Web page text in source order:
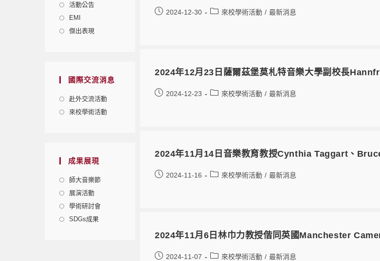
活動公告
EMI
傑出表現
國際交流消息
赴外交流活動
來校學術活動
成果展現
師大音樂節
展演活動
學術研討會
SDGs成果
2024-12-30 來校學術活動 / 最新消息
2024年12月23日薩爾茲堡莫札特音樂大學副校長
2024-12-23 來校學術活動 / 最新消息
2024年11月14日音樂教育教授Cynthia Taggart、
2024-11-16 來校學術活動 / 最新消息
2024年11月6日林巾力教授偕同英國Manchester
2024-11-07 來校學術活動 / 最新消息